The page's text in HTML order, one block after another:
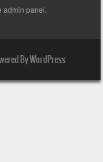
admin panel.
By WordPress